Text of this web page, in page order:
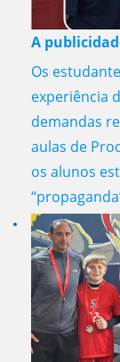
A
Os
experiência
demandas
aulas de
os alunos